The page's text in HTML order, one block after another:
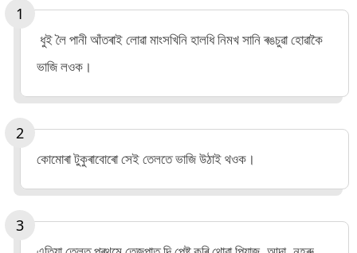
ধুই লৈ পানী আঁতৰাই লোৱা মাংসখিনি হালধি নিমখ সানি ৰঙচুৱা হোৱাকৈ
ভাজি লওক।
কোমোৰা টুকুৰাবোৰো সেই তেলতে ভাজি উঠাই থওক।